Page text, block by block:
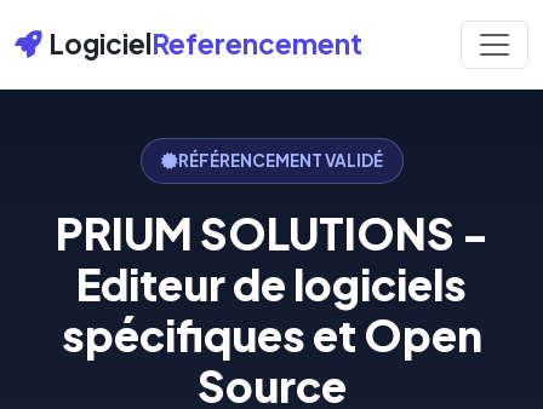
LogicielReferencement
RÉFÉRENCEMENT VALIDÉ
PRIUM SOLUTIONS -
Editeur de logiciels
spécifiques et Open
Source